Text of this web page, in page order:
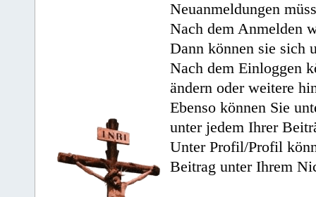
Neuanmeldungen
Nach dem Anmelden
Dann können sie sich
Nach dem Einloggen
ändern oder weitere
Ebenso können Sie
unter jedem Ihrer
Unter Profil/Profil
Beitrag unter Ihrem